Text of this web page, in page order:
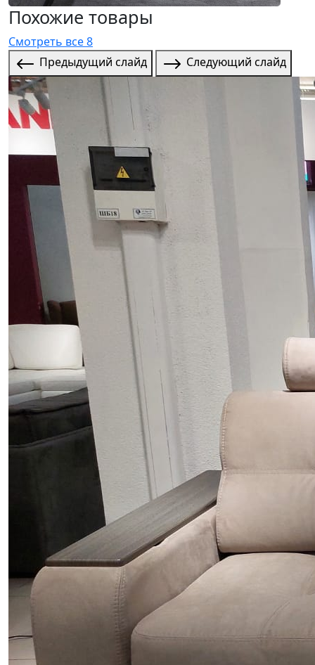
Похожие товары
Смотреть все 8
Предыдущий слайд
Следующий слайд